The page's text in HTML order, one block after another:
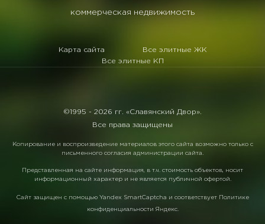
коммерческая недвижимость
Карта сайта
Все элитные ЖК
Все элитные КП
©1995 - 2026 гг. «Славянский Двор».
Все права защищены
Копирование и воспроизведение материалов этого сайта возможно только с
письменного согласия администрации сайта.
Представленная на сайте информация, в т.ч. стоимость объектов, носит
информационный характер и не является публичной офертой.
Сайт защищен с помощью Yandex SmartCaptcha и соответствует Политике
конфиденциальности Яндекс.